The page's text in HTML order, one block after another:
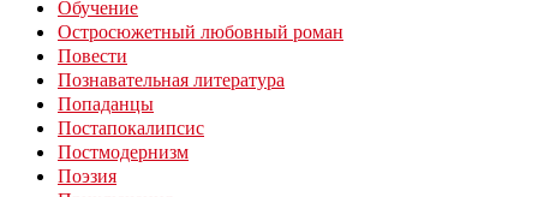
Обучение
Остросюжетный любовный роман
Повести
Познавательная литература
Попаданцы
Постапокалипсис
Постмодернизм
Поэзия